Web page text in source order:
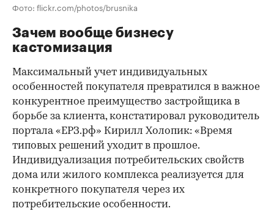
Фото: flickr.com/photos/brusnika
Зачем вообще бизнесу
кастомизация
Максимальный учет индивидуальных
особенностей покупателя превратился в важное
конкурентное преимущество застройщика в
борьбе за клиента, констатировал руководитель
портала «ЕРЗ.рф» Кирилл Холопик: «Время
типовых решений уходит в прошлое.
Индивидуализация потребительских свойств
дома или жилого комплекса реализуется для
конкретного покупателя через их
потребительские особенности.